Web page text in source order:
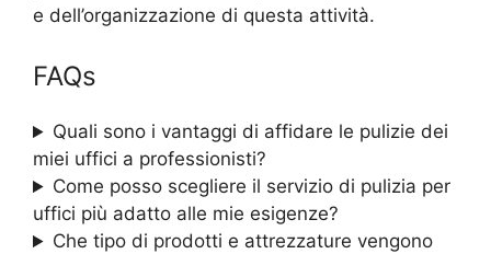
e dell’organizzazione di questa attività.
FAQs
Quali sono i vantaggi di affidare le pulizie dei
miei uffici a professionisti?
Come posso scegliere il servizio di pulizia per
uffici più adatto alle mie esigenze?
Che tipo di prodotti e attrezzature vengono